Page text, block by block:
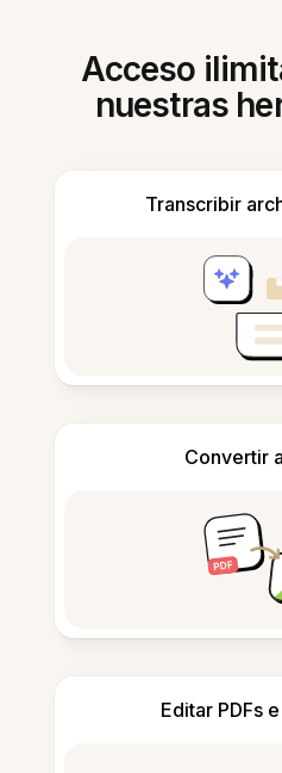
Acceso
nuestras
Transcribir
Convertir
Editar PDFs